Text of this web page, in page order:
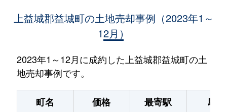
上益城郡益城町の土地売却事例（2023年1～
12月）
2023年1～12月に成約した上益城郡益城町の土
地売却事例です。
町名 価格 最寄駅
駅